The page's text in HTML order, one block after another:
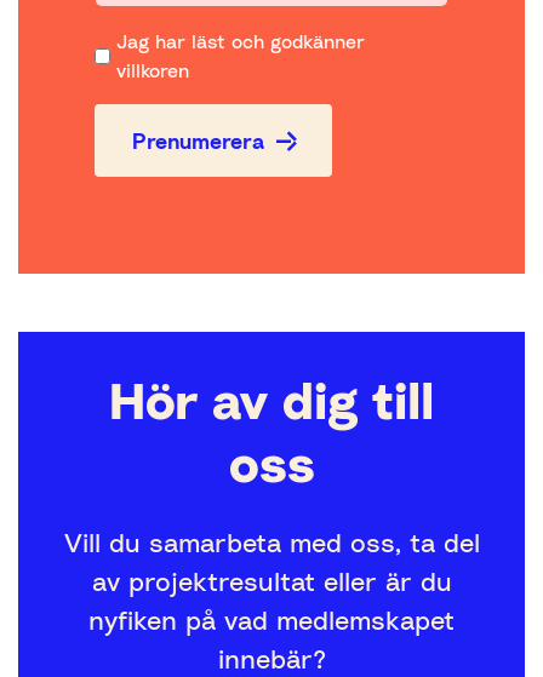
Jag har läst och godkänner
villkoren
Prenumerera
Hör av dig till
oss
Vill du samarbeta med oss, ta del
av projektresultat eller är du
nyfiken på vad medlemskapet
innebär?